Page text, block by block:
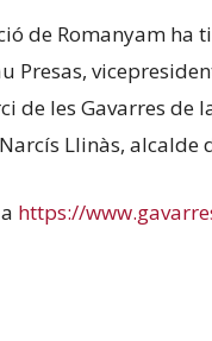
de Romanyam ha
Presas,
de les Gavarres de
Llinàs, alcalde
https://